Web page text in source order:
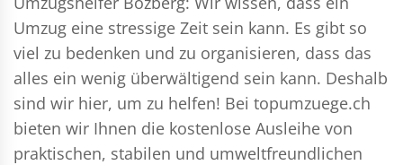
Umzug eine stressige Zeit sein kann. Es gibt so
viel zu bedenken und zu organisieren, dass das
alles ein wenig überwältigend sein kann. Deshalb
sind wir hier, um zu helfen! Bei topumzuege.ch
bieten wir Ihnen die kostenlose Ausleihe von
praktischen, stabilen und umweltfreundlichen